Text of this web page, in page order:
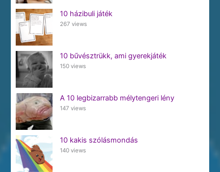
10 házibuli játék
267 views
10 bűvésztrükk, ami gyerekjáték
150 views
A 10 legbizarrabb mélytengeri lény
147 views
10 kakis szólásmondás
140 views